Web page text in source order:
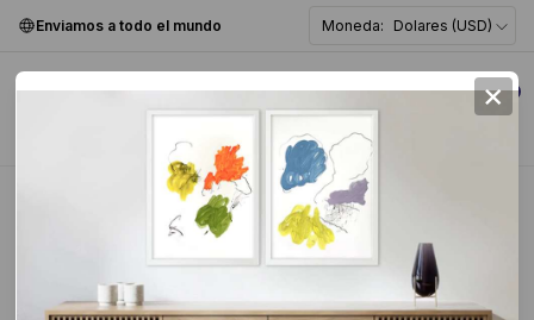
Enviamos a todo el mundo Moneda: Dolares (USD)
0
Abstracta >
×